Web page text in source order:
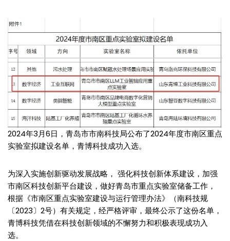
2024年3月6日，青岛市市南科技局公布了2024年度市南区重点
实验室拟建设名单，青博科技成功入选。
为深入实施创新驱动发展战略， 强化科技创新体系建设，加强
市南区科技创新平台建设，做好青岛市重点实验室储备工作，
根据《市南区重点实验室建设与运行管理办法》（南科技规
〔2023〕2号）有关规定，经严格评审，最终公示了这份名单，
青博科技凭借在科技创新领域的不懈努力和积极表现成功入
选。